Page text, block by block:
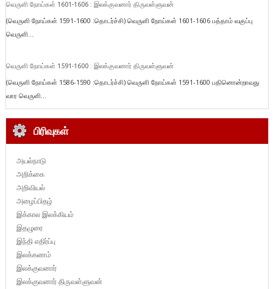
வெருளி நோய்கள் 1601-1606 : இலக்குவனார் திருவள்ளுவன்
(வெருளி நோய்கள் 1591-1600 :தொடர்ச்சி) வெருளி நோய்கள் 1601-1606 பத்தாம் வகுப்பு
வெருளி...
வெருளி நோய்கள் 1591-1600 : இலக்குவனார் திருவள்ளுவன்
(வெருளி நோய்கள் 1586-1590 :தொடர்ச்சி) வெருளி நோய்கள் 1591-1600 பதினொன்றாவது
வார வெருளி...
பிரிவுகள்
அயல்நாடு
அறிக்கை
அறிவியல்
அழைப்பிதழ்
இக்கால இலக்கியம்
இதழுரை
இந்தி எதிர்ப்பு
இலக்கணம்
இலக்குவனார்
இலக்குவனார் திருவள்ளுவன்